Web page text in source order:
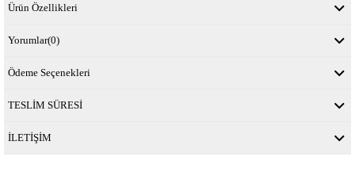
Ürün Özellikleri
Yorumlar(0)
Ödeme Seçenekleri
TESLİM SÜRESİ
İLETİŞİM